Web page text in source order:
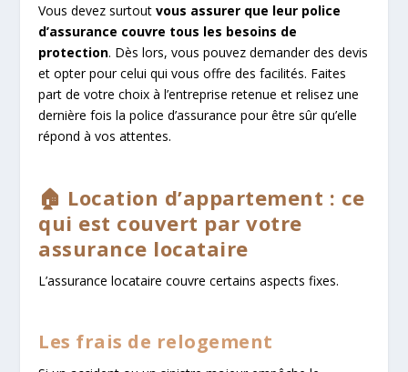
Vous devez surtoutvous assurer que leur police
d’assurance couvre tous les besoins de
protection. Dès lors, vous pouvez demander des devis
et opter pour celui qui vous offre des facilités. Faites
part de votre choix à l’entreprise retenue et relisez une
dernière fois la police d’assurance pour être sûr qu’elle
répond à vos attentes.
🏠 Location d’appartement : ce
qui est couvert par votre
assurance locataire
L’assurance locataire couvre certains aspects fixes.
Les frais de relogement